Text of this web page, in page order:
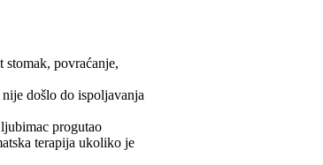
stomak, povraćanje,
došlo do ispoljavanja
progutao
terapija ukoliko je